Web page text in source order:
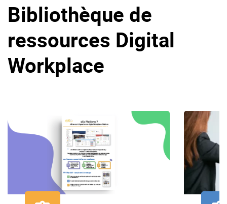
Bibliothèque de
ressources Digital
Workplace